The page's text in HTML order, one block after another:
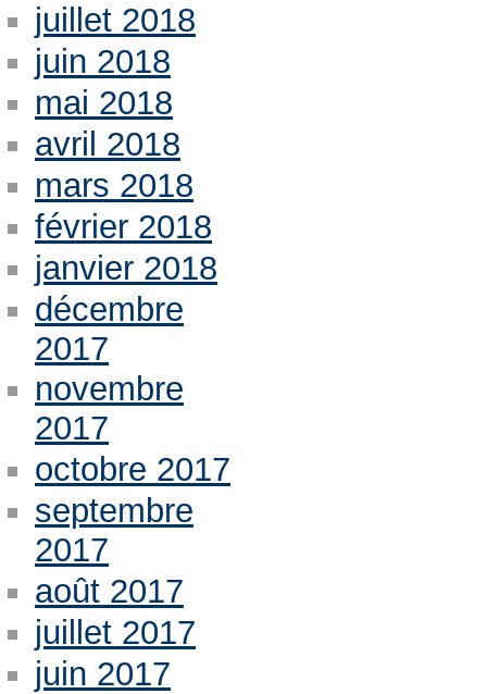
juillet 2018
juin 2018
mai 2018
avril 2018
mars 2018
février 2018
janvier 2018
décembre
2017
novembre
2017
octobre 2017
septembre
2017
août 2017
juillet 2017
juin 2017